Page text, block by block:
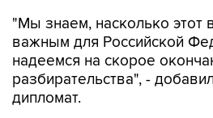
"Мы знаем, насколько этот
важным для Российской
надеемся на скорое
разбирательства", -
дипломат.